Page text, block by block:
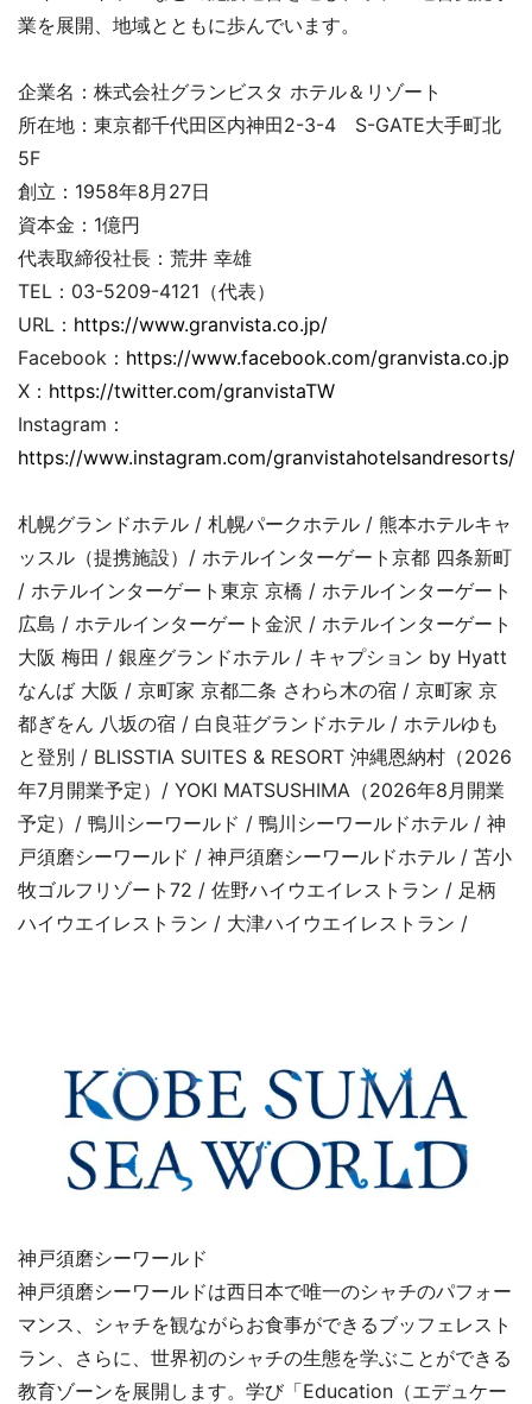
業を展開、地域とともに歩んでいます。
企業名：株式会社グランビスタ ホテル＆リゾート
所在地：東京都千代田区内神田2-3-4 S-GATE大手町北
5F
創立：1958年8月27日
資本金：1億円
代表取締役社長：荒井 幸雄
TEL：03-5209-4121（代表）
URL： https://www.granvista.co.jp/
Facebook： https://www.facebook.com/granvista.co.jp
X： https://twitter.com/granvistaTW
Instagram：
https://www.instagram.com/granvistahotelsandresorts/
札幌グランドホテル / 札幌パークホテル / 熊本ホテルキャ
ッスル（提携施設）/ ホテルインターゲート京都 四条新町
/ ホテルインターゲート東京 京橋 / ホテルインターゲート
広島 / ホテルインターゲート金沢 / ホテルインターゲート
大阪 梅田 / 銀座グランドホテル / キャプション by Hyatt
なんば 大阪 / 京町家 京都二条 さわら木の宿 / 京町家 京
都ぎをん 八坂の宿 / 白良荘グランドホテル / ホテルゆも
と登別 / BLISSTIA SUITES & RESORT 沖縄恩納村（2026
年7月開業予定）/ YOKI MATSUSHIMA（2026年8月開業
予定）/ 鴨川シーワールド / 鴨川シーワールドホテル / 神
戸須磨シーワールド / 神戸須磨シーワールドホテル / 苫小
牧ゴルフリゾート72 / 佐野ハイウエイレストラン / 足柄
ハイウエイレストラン / 大津ハイウエイレストラン /
神戸須磨シーワールド
神戸須磨シーワールドは西日本で唯一のシャチのパフォー
マンス、シャチを観ながらお食事ができるブッフェレスト
ラン、さらに、世界初のシャチの生態を学ぶことができる
教育ゾーンを展開します。学び「Education（エデュケー